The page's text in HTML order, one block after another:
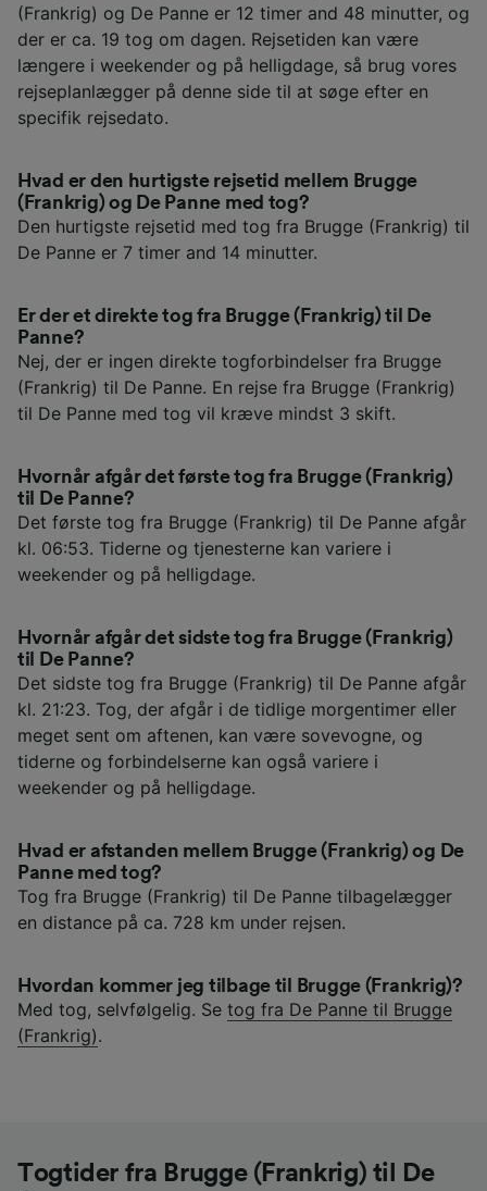
(Frankrig) og De Panne er 12 timer and 48 minutter, og
der er ca. 19 tog om dagen. Rejsetiden kan være
længere i weekender og på helligdage, så brug vores
rejseplanlægger på denne side til at søge efter en
specifik rejsedato.
Hvad er den hurtigste rejsetid mellem Brugge
(Frankrig) og De Panne med tog?
Den hurtigste rejsetid med tog fra Brugge (Frankrig) til
De Panne er 7 timer and 14 minutter.
Er der et direkte tog fra Brugge (Frankrig) til De
Panne?
Nej, der er ingen direkte togforbindelser fra Brugge
(Frankrig) til De Panne. En rejse fra Brugge (Frankrig)
til De Panne med tog vil kræve mindst 3 skift.
Hvornår afgår det første tog fra Brugge (Frankrig)
til De Panne?
Det første tog fra Brugge (Frankrig) til De Panne afgår
kl. 06:53. Tiderne og tjenesterne kan variere i
weekender og på helligdage.
Hvornår afgår det sidste tog fra Brugge (Frankrig)
til De Panne?
Det sidste tog fra Brugge (Frankrig) til De Panne afgår
kl. 21:23. Tog, der afgår i de tidlige morgentimer eller
meget sent om aftenen, kan være sovevogne, og
tiderne og forbindelserne kan også variere i
weekender og på helligdage.
Hvad er afstanden mellem Brugge (Frankrig) og De
Panne med tog?
Tog fra Brugge (Frankrig) til De Panne tilbagelægger
en distance på ca. 728 km under rejsen.
Hvordan kommer jeg tilbage til Brugge (Frankrig)?
Med tog, selvfølgelig. Se tog fra De Panne til Brugge
(Frankrig).
Togtider fra Brugge (Frankrig) til De